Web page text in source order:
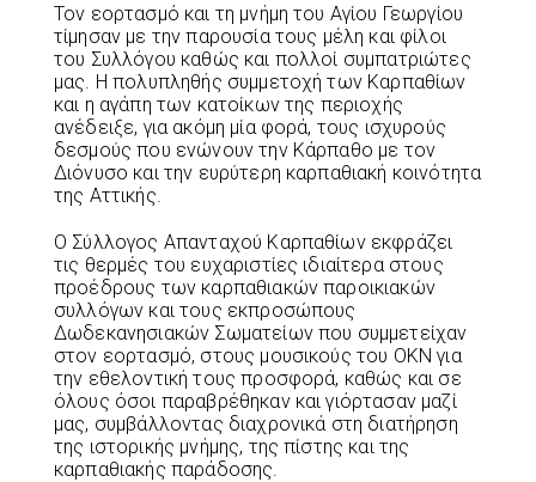
Τον εορτασμό και τη μνήμη του Αγίου Γεωργίου
τίμησαν με την παρουσία τους μέλη και φίλοι
του Συλλόγου καθώς και πολλοί συμπατριώτες
μας. Η πολυπληθής συμμετοχή των Καρπαθίων
και η αγάπη των κατοίκων της περιοχής
ανέδειξε, για ακόμη μία φορά, τους ισχυρούς
δεσμούς που ενώνουν την Κάρπαθο με τον
Διόνυσο και την ευρύτερη καρπαθιακή κοινότητα
της Αττικής.
Ο Σύλλογος Απανταχού Καρπαθίων εκφράζει
τις θερμές του ευχαριστίες ιδιαίτερα στους
προέδρους των καρπαθιακών παροικιακών
συλλόγων και τους εκπροσώπους
Δωδεκανησιακών Σωματείων που συμμετείχαν
στον εορτασμό, στους μουσικούς του ΟΚΝ για
την εθελοντική τους προσφορά, καθώς και σε
όλους όσοι παραβρέθηκαν και γιόρτασαν μαζί
μας, συμβάλλοντας διαχρονικά στη διατήρηση
της ιστορικής μνήμης, της πίστης και της
καρπαθιακής παράδοσης.